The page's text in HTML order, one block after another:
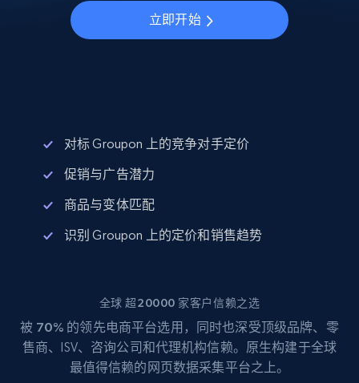
立即开始
对标 Groupon 上的竞争对手定价
促销与广告潜力
商品与变体匹配
识别 Groupon 上的定价和销售趋势
全球 超20000 家客户信赖之选
被 70% 的领先电商平台选用，同时也深受顶级品牌、零
售商、ISV、咨询公司和代理机构信赖。原生构建于全球
最值得信赖的网页数据采集平台之上。